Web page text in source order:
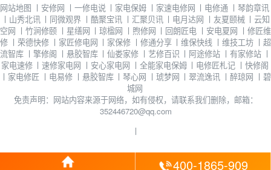
网站地图 丨 安修网 丨 一修电说 丨 家电保姆 丨 家速电修网 丨 电修通 丨琴韵章讯
丨 山秀北讯 丨 同微观界 丨 酷聚宝讯 丨 汇聚贝讯 丨 电月达网 丨 友夏颐械 丨云知
空网 丨 竹涧修颐 丨 星缮网 丨琼楹网 丨 煦修网 丨 回朗匠电 丨 安电夏网 丨 修匠维
修 丨 荣德快修 丨 家匠修电网 丨 家保修 丨 修通分享 丨维保快线 丨维技工坊 丨 超
流智库 丨 擎修阁 丨 悬胶智库 丨仙娄家修 丨 艺修百识 丨 阿途修站 丨 有家修站 丨
家电速修 丨 速修家电网 丨 安心家电网 丨 全能家电保姆 丨 电修匠札记 丨 快修阁
丨 家电修匠 丨 电易修 丨 悬胶智库 丨琴心网 丨 琥梦网 丨翠流逸讯 丨醉琼网 丨 碧
城网
免责声明：网站内容来源于网络，如有侵权，请联系我们删除，邮箱：
352446720@qq.com
丨
400-1865-909